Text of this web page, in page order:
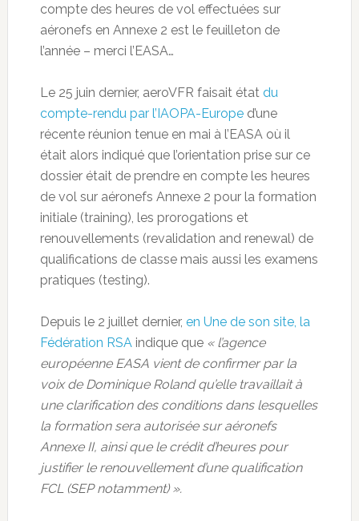
compte des heures de vol effectuées sur
aéronefs en Annexe 2 est le feuilleton de
l’année – merci l’EASA…
Le 25 juin dernier, aeroVFR faisait état du
compte-rendu par l’IAOPA-Europed’une
récente réunion tenue en mai à l’EASA où il
était alors indiqué que l’orientation prise sur ce
dossier était de prendre en compte les heures
de vol sur aéronefs Annexe 2 pour la formation
initiale (training), les prorogations et
renouvellements (revalidation and renewal) de
qualifications de classe mais aussi les examens
pratiques (testing).
Depuis le 2 juillet dernier, en Une de son site, la
Fédération RSAindique que « l’agence
européenne EASA vient de confirmer par la
voix de Dominique Roland qu’elle travaillait à
une clarification des conditions dans lesquelles
la formation sera autorisée sur aéronefs
Annexe II, ainsi que le crédit d’heures pour
justifier le renouvellement d’une qualification
FCL (SEP notamment) ».